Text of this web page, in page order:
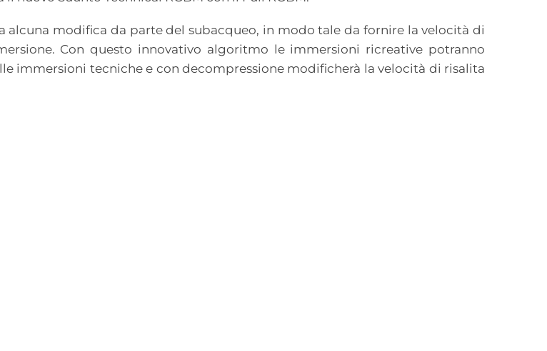
alcuna modifica da parte del subacqueo, in modo tale da fornire la velocità di
Con questo innovativo algoritmo le immersioni ricreative potranno
immersioni tecniche e con decompressione modificherà la velocità di risalita